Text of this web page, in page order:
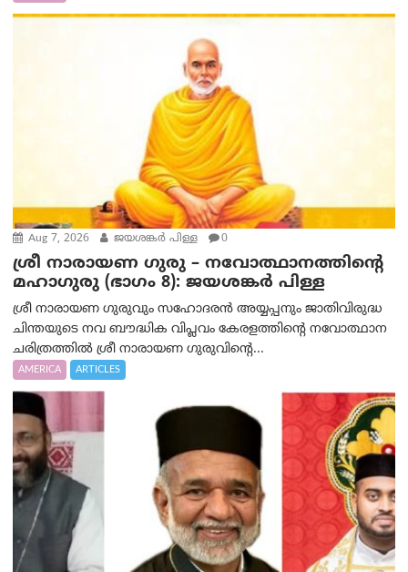
Aug 7, 2026 ജയശങ്കര്‍ പിള്ള 0
ശ്രീ നാരായണ ഗുരു – നവോത്ഥാനത്തിന്റെ
മഹാഗുരു (ഭാഗം 8): ജയശങ്കര്‍ പിള്ള
ശ്രീ നാരായണ ഗുരുവും സഹോദരൻ അയ്യപ്പനും ജാതിവിരുദ്ധ
ചിന്തയുടെ നവ ബൗദ്ധിക വിപ്ലവം കേരളത്തിന്റെ നവോത്ഥാന
ചരിത്രത്തിൽ ശ്രീ നാരായണ ഗുരുവിന്റെ...
AMERICA ARTICLES